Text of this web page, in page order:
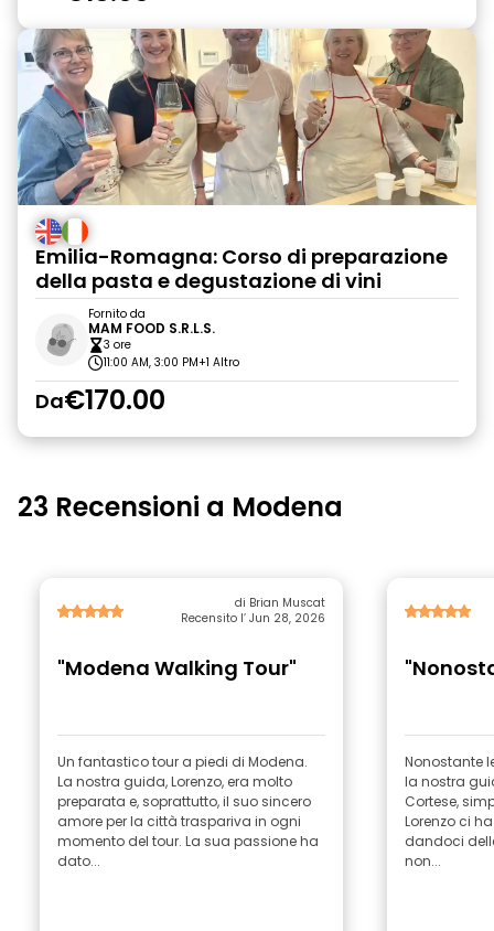
Emilia-Romagna: Corso di preparazione
della pasta e degustazione di vini
Fornito da
MAM FOOD S.R.L.S.
3 ore
11:00 AM, 3:00 PM+1 Altro
Da€170.00
23 Recensioni a Modena
di Brian Muscat
Recensito l’ Jun 28, 2026
"Modena Walking Tour"
Un fantastico tour a piedi di Modena.
La nostra guida, Lorenzo, era molto
preparata e, soprattutto, il suo sincero
amore per la città traspariva in ogni
momento del tour. La sua passione ha
dato...
Nonostante
la nostra
Cortese,
Lorenzo ci
dandoci
non...